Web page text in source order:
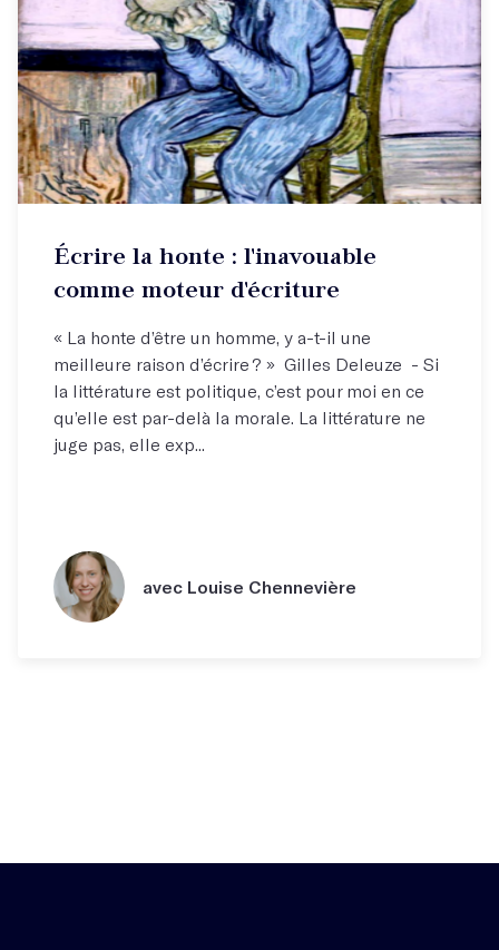
Écrire la honte : l'inavouable
comme moteur d'écriture
« La honte d’être un homme, y a-t-il une
meilleure raison d’écrire ? » Gilles Deleuze - Si
la littérature est politique, c’est pour moi en ce
qu’elle est par-delà la morale. La littérature ne
juge pas, elle exp...
avec Louise Chennevière